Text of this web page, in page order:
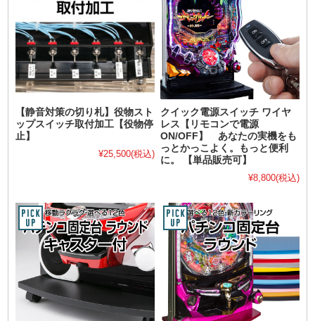
【静音対策の切り札】役物スト
ップスイッチ取付加工【役物停
止】
¥25,500(税込)
クイック電源スイッチ ワイヤ
レス【リモコンで電源
ON/OFF】 あなたの実機をも
っとかっこよく。もっと便利
に。 【単品販売可】
¥8,800(税込)